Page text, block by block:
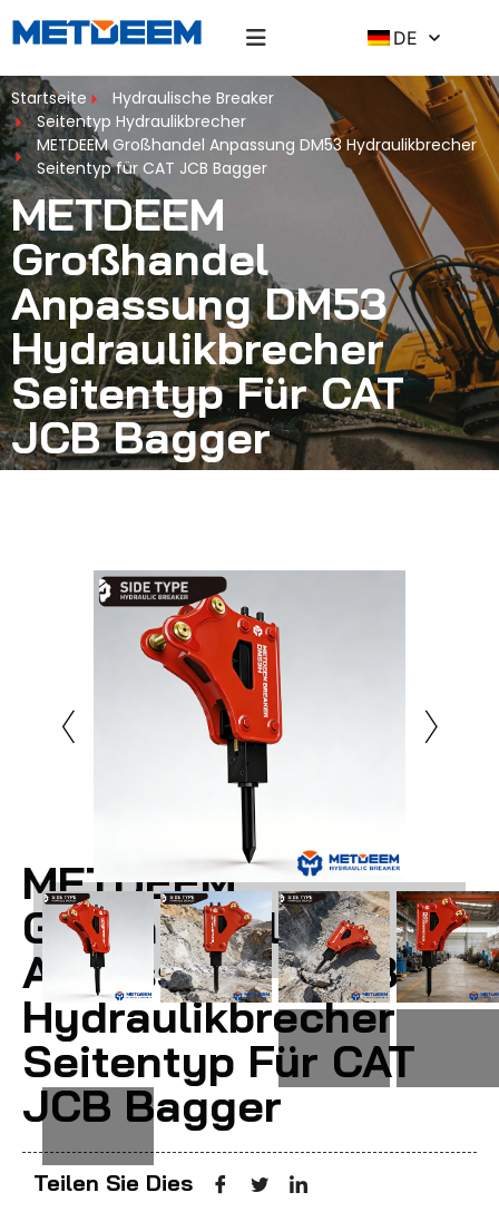
DE
Startseite
Hydraulische Breaker
Seitentyp Hydraulikbrecher
METDEEM Großhandel Anpassung DM53 Hydraulikbrecher
Seitentyp für CAT JCB Bagger
METDEEM
Großhandel
Anpassung DM53
Hydraulikbrecher
Seitentyp Für CAT
JCB Bagger
METDEEM
Großhandel
Anpassung DM53
Hydraulikbrecher
Seitentyp Für CAT
JCB Bagger
Teilen Sie Dies